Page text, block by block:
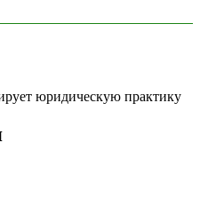
юридическую практику